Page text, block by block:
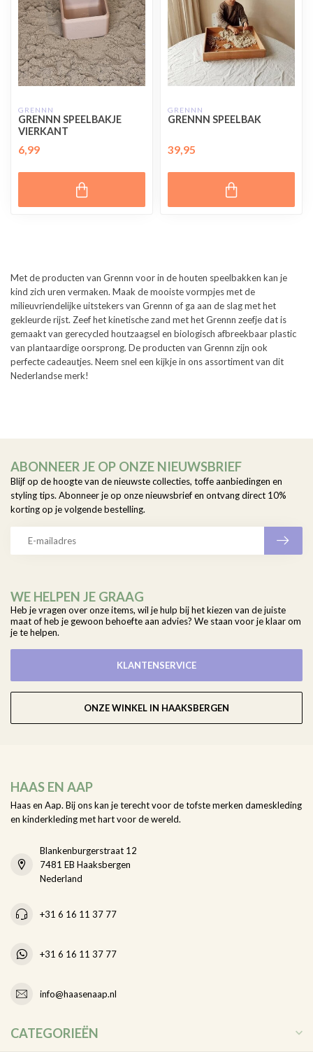
GRENNN
GRENNN SPEELBAKJE
VIERKANT
6,99
GRENNN
GRENNN SPEELBAK
39,95
Met de producten van Grennn voor in de houten speelbakken kan je
kind zich uren vermaken. Maak de mooiste vormpjes met de
milieuvriendelijke uitstekers van Grennn of ga aan de slag met het
gekleurde rijst. Zeef het kinetische zand met het Grennn zeefje dat is
gemaakt van gerecycled houtzaagsel en biologisch afbreekbaar plastic
van plantaardige oorsprong. De producten van Grennn zijn ook
perfecte cadeautjes. Neem snel een kijkje in ons assortiment van dit
Nederlandse merk!
WE HELPEN JE GRAAG
Heb je vragen over onze items, wil je hulp bij het kiezen van de juiste
maat of heb je gewoon behoefte aan advies? We staan voor je klaar om
je te helpen.
KLANTENSERVICE
ONZE WINKEL IN HAAKSBERGEN
ABONNEER JE OP ONZE NIEUWSBRIEF
Blijf op de hoogte van de nieuwste collecties, toffe aanbiedingen en
styling tips. Abonneer je op onze nieuwsbrief en ontvang direct 10%
korting op je volgende bestelling.
HAAS EN AAP
Haas en Aap. Bij ons kan je terecht voor de tofste merken dameskleding
en kinderkleding met hart voor de wereld.
Blankenburgerstraat 12
7481 EB Haaksbergen
Nederland
+31 6 16 11 37 77
+31 6 16 11 37 77
info@haasenaap.nl
CATEGORIEËN